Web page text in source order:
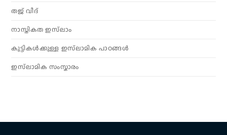
തജ് വീദ്
നാസ്തികത ഇസ്‌ലാം
കുട്ടികൾക്കുള്ള ഇസ്‌ലാമിക പാഠങ്ങൾ
ഇസ്‌ലാമിക സംസ്കാരം